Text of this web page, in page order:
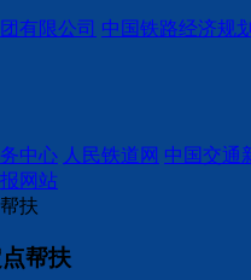
有限公司 中国铁路经济规
中心 人民铁道网 中国交通
网站
扶
帮扶